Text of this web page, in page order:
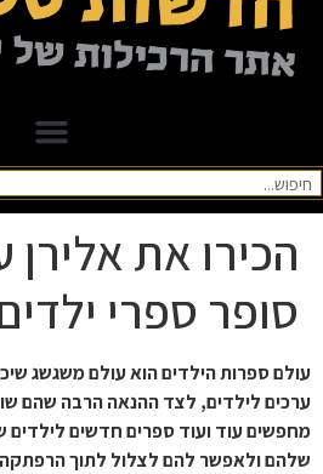
הכירו את אלירן
סופר ספרי
עולם ספרות הילדים הוא עולם משגשג
ערכים לילדים, לצד ההנאה הרבה שהם
מחפשים עוד ועוד ספרים חדשים לילדים
שלהם ולאפשר להם לצלול לתוך הרפתקה